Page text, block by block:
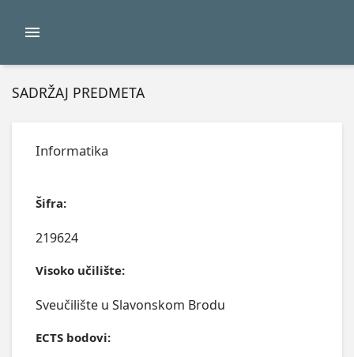
SADRŽAJ PREDMETA
Informatika
Šifra:
219624
Visoko učilište:
Sveučilište u Slavonskom Brodu
ECTS bodovi: